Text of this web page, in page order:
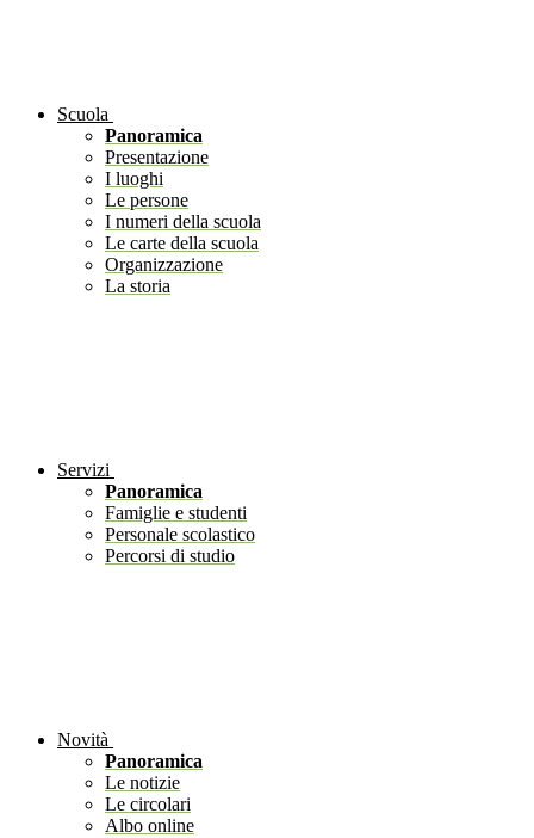
Scuola
Panoramica
Presentazione
I luoghi
Le persone
I numeri della scuola
Le carte della scuola
Organizzazione
La storia
Servizi
Panoramica
Famiglie e studenti
Personale scolastico
Percorsi di studio
Novità
Panoramica
Le notizie
Le circolari
Albo online